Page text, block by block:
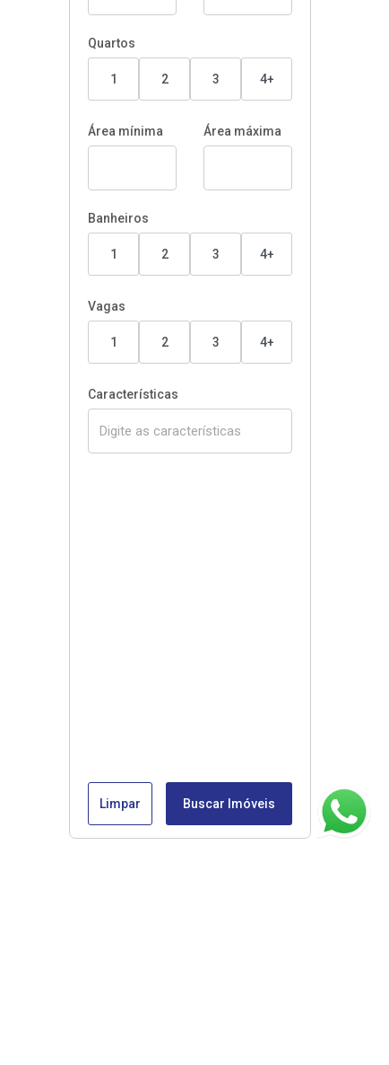
Quartos
1 2 3 4+
Área mínima Área máxima
Banheiros
1 2 3 4+
Vagas
1 2 3 4+
Características
Limpar Buscar Imóveis